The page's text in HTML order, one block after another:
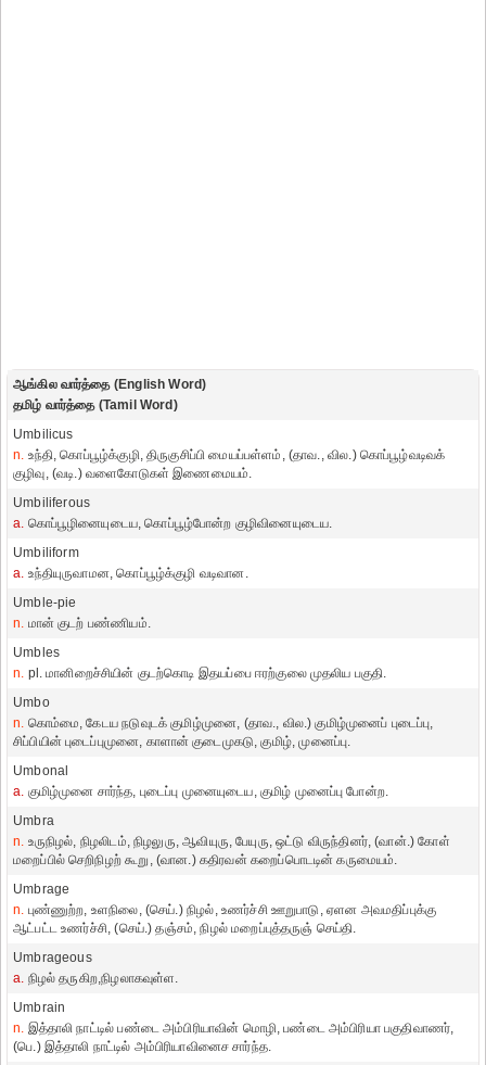
ஆங்கில வார்த்தை (English Word)
தமிழ் வார்த்தை (Tamil Word)
Umbilicus
n. உந்தி, கொப்பூழ்க்குழி, திருகுசிப்பி மையப்பள்ளம், (தாவ., வில.) கொப்பூழ்வடிவக்
குழிவு, (வடி.) வளைகோடுகள் இணைமையம்.
Umbiliferous
a. கொப்பூழினையுடைய, கொப்பூழ்போன்ற குழிவினையுடைய.
Umbiliform
a. உந்தியுருவாமன, கொப்பூழ்க்குழி வடிவான.
Umble-pie
n. மான் குடற் பண்ணியம்.
Umbles
n. pl. மானிறைச்சியின் குடற்கொடி இதயப்பை ஈரற்குலை முதலிய பகுதி.
Umbo
n. கொம்மை, கேடய நடுவுடக் குமிழ்முனை, (தாவ., வில.) குமிழ்முனைப் புடைப்பு,
சிப்பியின் புடைப்புமுனை, காளான் குடைமுகடு, குமிழ், முனைப்பு.
Umbonal
a. குமிழ்முனை சார்ந்த, புடைப்பு முனையுடைய, குமிழ் முனைப்பு போன்ற.
Umbra
n. உருநிழல், நிழலிடம், நிழலுரு, ஆவியுரு, பேயுரு, ஒட்டு விருந்தினர், (வான்.) கோள்
மறைப்பில் செறிநிழற் கூறு, (வான.) கதிரவன் கறைப்பொடடின் கருமையம்.
Umbrage
n. புண்ணுற்ற, உளநிலை, (செய்.) நிழல், உணர்ச்சி ஊறுபாடு, ஏளன அவமதிப்புக்கு
ஆட்பட்ட உணர்ச்சி, (செய்.) தஞ்சம், நிழல் மறைப்புத்தருஞ் செய்தி.
Umbrageous
a. நிழல் தருகிற,நிழலாகவுள்ள.
Umbrain
n. இத்தாலி நாட்டில் பண்டை அம்பிரியாவின் மொழி, பண்டை அம்பிரியா பகுதிவாணர்,
(பெ.) இத்தாலி நாட்டில் அம்பிரியாவினைச சார்ந்த.